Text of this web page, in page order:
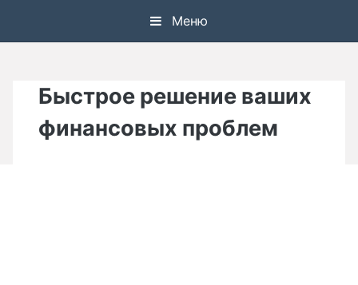
Меню
Быстрое решение ваших
финансовых проблем